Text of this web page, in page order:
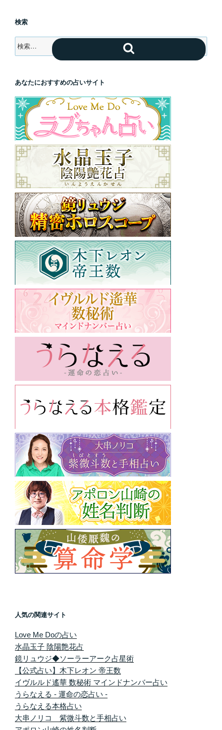
検索
検
索:
索
あなたにおすすめの占いサイト
人気の関連サイト
Love Me Doの占い
水晶玉子 陰陽艶花占
鏡リュウジ◆ソーラーアーク占星術
【公式占い】木下レオン 帝王数
イヴルルド遙華 数秘術 マインドナンバー占い
うらなえる - 運命の恋占い -
うらなえる本格占い
大串ノリコ 紫微斗数と手相占い